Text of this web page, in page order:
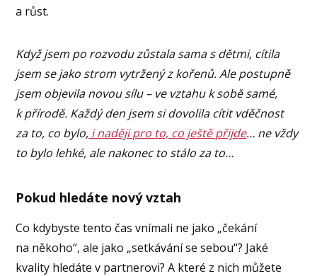
a růst.
Když jsem po rozvodu zůstala sama s dětmi, cítila
jsem se jako strom vytržený z kořenů. Ale postupně
jsem objevila novou sílu – ve vztahu k sobě samé,
k přírodě. Každý den jsem si dovolila cítit vděčnost
za to, co bylo, i naději pro to, co ještě přijde… ne vždy
to bylo lehké, ale nakonec to stálo za to…
Pokud hledáte nový vztah
Co kdybyste tento čas vnímali ne jako „čekání
na někoho“, ale jako „setkávání se sebou“? Jaké
kvality hledáte v partnerovi? A které z nich můžete